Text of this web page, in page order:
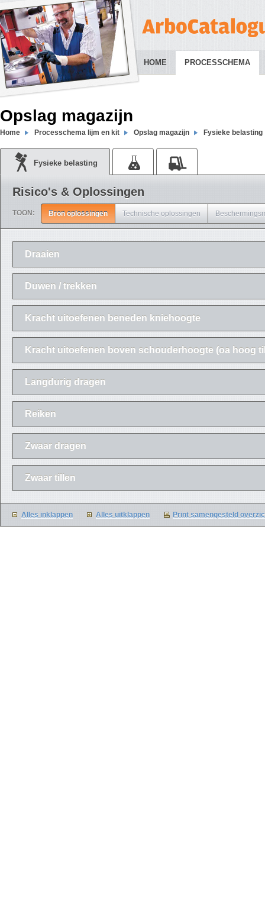
HOME PROCESSCHEMA
Opslag magazijn
Home Processchema lijm en kit Opslag magazijn Fysieke belasting
Fysieke belasting
Risico's & Oplossingen
TOON: Bron oplossingen Technische oplossingen
Draaien
Duwen / trekken
Kracht uitoefenen beneden kniehoogte
Kracht uitoefenen boven schouderhoogte (oa hoog
Langdurig dragen
Reiken
Zwaar dragen
Zwaar tillen
Alles inklappen Alles uitklappen Print samengesteld